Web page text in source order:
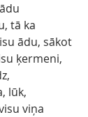
tā ka
ādu, sākot
ķermeni,
lūk,
viņa